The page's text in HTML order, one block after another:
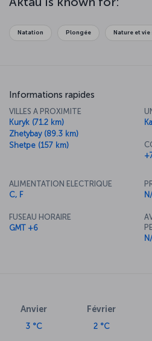
Natation Plongée Nature et vie
Informations rapides
VILLES A PROXIMITE
Kuryk (71.2 km)
Zhetybay (89.3 km)
Shetpe (157 km)
ALIMENTATION ELECTRIQUE
C, F
FUSEAU HORAIRE
GMT +6
Anvier
3 °C
Février
2 °C